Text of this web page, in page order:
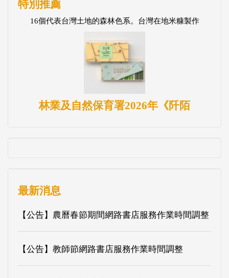
特別推薦
16個代表台灣土地的森林色系。台灣在地米糠製作
林業及自然保育署2026年《阡陌
最新消息
【公告】農曆春節期間網路書店服務作業時間調整
【公告】教師節網路書店服務作業時間調整